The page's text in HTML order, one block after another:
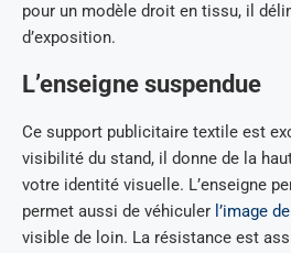
pour un modèle droit en tissu, il
d’exposition.
L’enseigne suspendue
Ce support publicitaire textile est
visibilité du stand, il donne de la
votre identité visuelle. L’enseigne
permet aussi de véhiculer l’image
visible de loin. La résistance est